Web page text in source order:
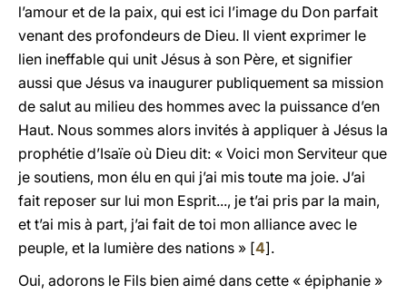
l’amour et de la paix, qui est ici l’image du Don parfait
venant des profondeurs de Dieu. Il vient exprimer le
lien ineffable qui unit Jésus à son Père, et signifier
aussi que Jésus va inaugurer publiquement sa mission
de salut au milieu des hommes avec la puissance d’en
Haut. Nous sommes alors invités à appliquer à Jésus la
prophétie d’Isaïe où Dieu dit: « Voici mon Serviteur que
je soutiens, mon élu en qui j’ai mis toute ma joie. J’ai
fait reposer sur lui mon Esprit..., je t’ai pris par la main,
et t’ai mis à part, j’ai fait de toi mon alliance avec le
peuple, et la lumière des nations » [4].
Oui, adorons le Fils bien aimé dans cette « épiphanie »